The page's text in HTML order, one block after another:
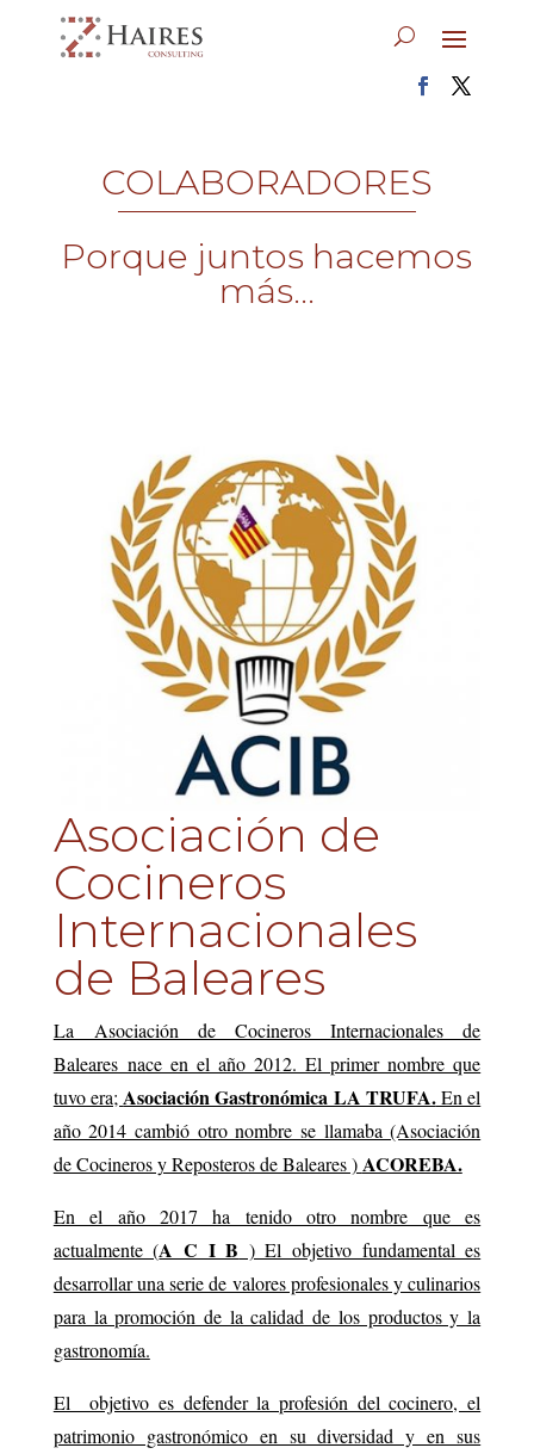
COLABORADORES
Porque juntos hacemos
más...
Asociación de
Cocineros
Internacionales
de Baleares
La Asociación de Cocineros Internacionales de
Baleares nace en el año 2012. El primer nombre que
tuvo era;Asociación Gastronómica LA TRUFA.En el
año 2014 cambió otro nombre se llamaba (Asociación
de Cocineros y Reposteros de Baleares )ACOREBA.
En el año 2017 ha tenido otro nombre que es
actualmente (A C I B ) El objetivo fundamental es
desarrollar una serie de valores profesionales y culinarios
para la promoción de la calidad de los productos y la
gastronomía.
El objetivo es defender la profesión del cocinero, el
patrimonio gastronómico en su diversidad y en sus